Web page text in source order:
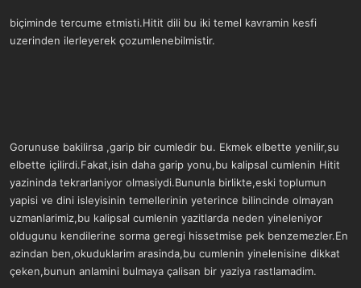
biçiminde tercume etmisti.Hitit dili bu iki temel kavramin kesfi
uzerinden ilerleyerek çozumlenebilmistir.
Gorunuse bakilirsa ,garip bir cumledir bu. Ekmek elbette yenilir,su
elbette içilirdi.Fakat,isin daha garip yonu,bu kalipsal cumlenin Hitit
yazininda tekrarlaniyor olmasiydi.Bununla birlikte,eski toplumun
yapisi ve dini isleyisinin temellerinin yeterince bilincinde olmayan
uzmanlarimiz,bu kalipsal cumlenin yazitlarda neden yineleniyor
oldugunu kendilerine sorma geregi hissetmise pek benzemezler.En
azindan ben,okuduklarim arasinda,bu cumlenin yinelenisine dikkat
çeken,bunun anlamini bulmaya çalisan bir yaziya rastlamadim.